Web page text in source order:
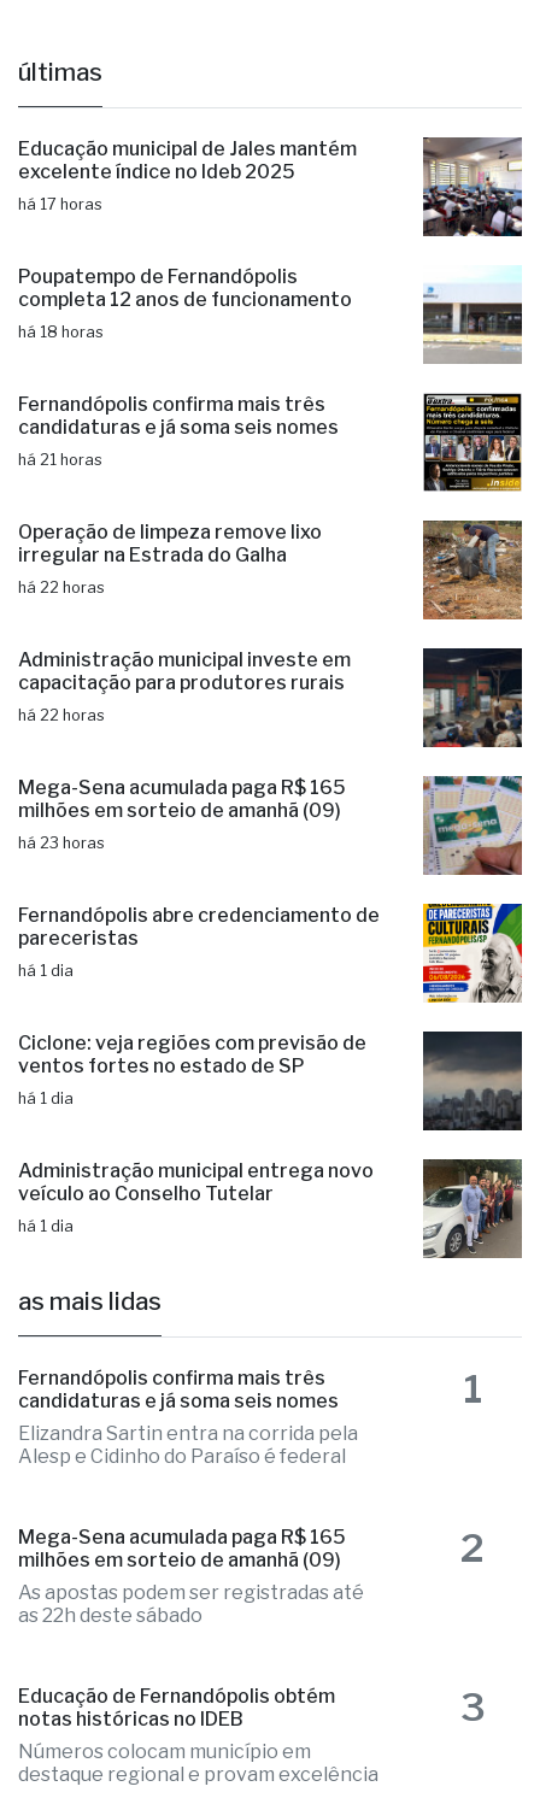
últimas
Educação municipal de Jales mantém
excelente índice no Ideb 2025
há 17 horas
Poupatempo de Fernandópolis
completa 12 anos de funcionamento
há 18 horas
Fernandópolis confirma mais três
candidaturas e já soma seis nomes
há 21 horas
Operação de limpeza remove lixo
irregular na Estrada do Galha
há 22 horas
Administração municipal investe em
capacitação para produtores rurais
há 22 horas
Mega-Sena acumulada paga R$ 165
milhões em sorteio de amanhã (09)
há 23 horas
Fernandópolis abre credenciamento de
pareceristas
há 1 dia
Ciclone: veja regiões com previsão de
ventos fortes no estado de SP
há 1 dia
Administração municipal entrega novo
veículo ao Conselho Tutelar
há 1 dia
as mais lidas
Fernandópolis confirma mais três
candidaturas e já soma seis nomes
Elizandra Sartin entra na corrida pela
Alesp e Cidinho do Paraíso é federal
1
Mega-Sena acumulada paga R$ 165
milhões em sorteio de amanhã (09)
As apostas podem ser registradas até
as 22h deste sábado
2
Educação de Fernandópolis obtém
notas históricas no IDEB
Números colocam município em
destaque regional e provam excelência
3